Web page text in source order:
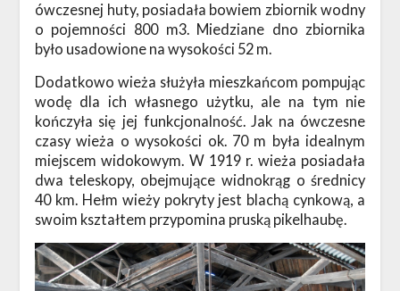
ówczesnej huty, posiadała bowiem zbiornik wodny
o pojemności 800 m3. Miedziane dno zbiornika
było usadowione na wysokości 52 m.
Dodatkowo wieża służyła mieszkańcom pompując
wodę dla ich własnego użytku, ale na tym nie
kończyła się jej funkcjonalność. Jak na ówczesne
czasy wieża o wysokości ok. 70 m była idealnym
miejscem widokowym. W 1919 r. wieża posiadała
dwa teleskopy, obejmujące widnokrąg o średnicy
40 km. Hełm wieży pokryty jest blachą cynkową, a
swoim kształtem przypomina pruską pikelhaubę.